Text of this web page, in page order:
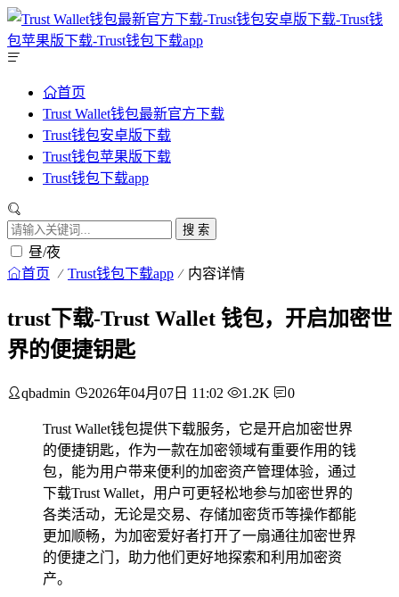
首页
Trust Wallet钱包最新官方下载
Trust钱包安卓版下载
Trust钱包苹果版下载
Trust钱包下载app
搜 索
昼/夜
首页 Trust钱包下载app 内容详情
trust下载-Trust Wallet 钱包，开启加密世
界的便捷钥匙
qbadmin 2026年04月07日 11:02 1.2K 0
Trust Wallet钱包提供下载服务，它是开启加密世界
的便捷钥匙，作为一款在加密领域有重要作用的钱
包，能为用户带来便利的加密资产管理体验，通过
下载Trust Wallet，用户可更轻松地参与加密世界的
各类活动，无论是交易、存储加密货币等操作都能
更加顺畅，为加密爱好者打开了一扇通往加密世界
的便捷之门，助力他们更好地探索和利用加密资
产。